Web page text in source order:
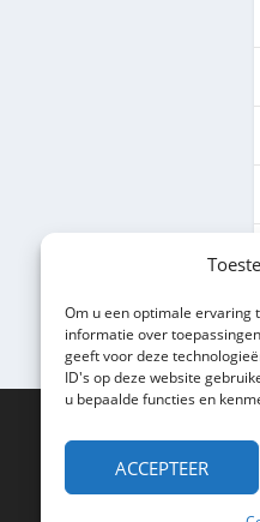
Om u een optimale ervaring
informatie over
geeft voor deze
ID's op deze website
u bepaalde functies en
ACCEPTEER